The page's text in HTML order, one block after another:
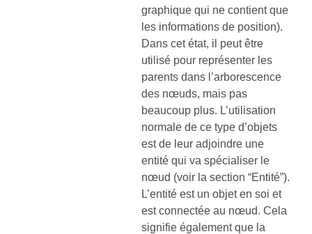
graphique qui ne contient que
les informations de position).
Dans cet état, il peut être
utilisé pour représenter les
parents dans l’arborescence
des nœuds, mais pas
beaucoup plus. L’utilisation
normale de ce type d’objets
est de leur adjoindre une
entité qui va spécialiser le
nœud (voir la section “Entité”).
L’entité est un objet en soi et
est connectée au nœud. Cela
signifie également que la